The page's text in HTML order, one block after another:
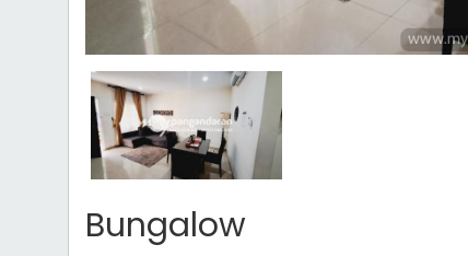
Bungalow